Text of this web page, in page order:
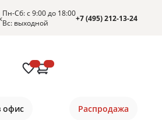
Пн-Сб: с 9:00 до 18:00
Вс: выходной
+7 (495) 212-13-24
офис Распродажа